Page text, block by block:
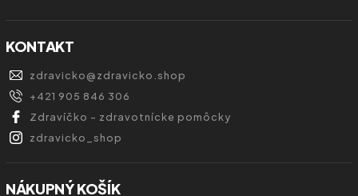
KONTAKT
zdravicko@zdravicko.shop
+421 905 846 306
Zdravíčko - zdravotnícke pomôcky
zdravicko_shop
NÁKUPNÝ KOŠÍK